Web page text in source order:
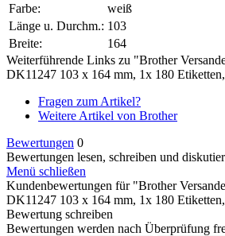
Farbe:
weiß
Länge u. Durchm.: 103
Breite:
164
Weiterführende Links zu "Brother
DK11247 103 x 164 mm, 1x 180
Fragen zum Artikel?
Weitere Artikel von Brother
Bewertungen 0
Bewertungen lesen, schreiben und
Menü schließen
Kundenbewertungen für "Brother
DK11247 103 x 164 mm, 1x 180
Bewertung schreiben
Bewertungen werden nach Überprüfung